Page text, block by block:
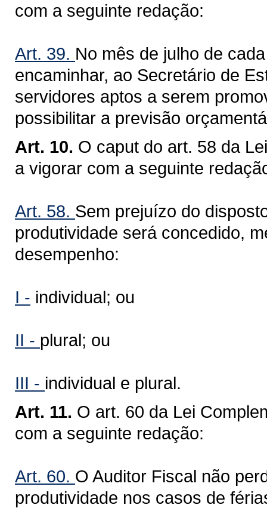
com a seguinte redação:
Art. 39. No mês de julho de
encaminhar, ao Secretário de
servidores aptos a serem
possibilitar a previsão
Art. 10. O caput do art. 58 da
a vigorar com a seguinte
Art. 58. Sem prejuízo do
produtividade será concedido,
desempenho:
I - individual; ou
II - plural; ou
III - individual e plural.
Art. 11. O art. 60 da Lei
com a seguinte redação:
Art. 60. O Auditor Fiscal não
produtividade nos casos de